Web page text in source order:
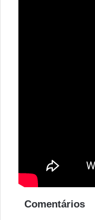
Comentários